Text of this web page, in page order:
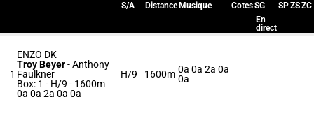
S/A Distance Musique CotesSG SPZSZC
En
direct
1
ENZO DK
Troy Beyer-Anthony
Faulkner
Box: 1 - H/9 - 1600m
0a 0a 2a 0a 0a
H/9 1600m 0a 0a 2a 0a
0a